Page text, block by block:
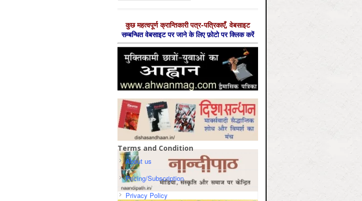
कुछ महत्‍वपूर्ण क्रान्तिकारी पत्र-पत्रिकाएँ, वेबसाइट
सम्‍बन्धित वेबसाइट पर जाने के लिए फ़ोटो पर क्लिक करें
Terms and Condition
About us
Pricing/Subscription
Privacy Policy